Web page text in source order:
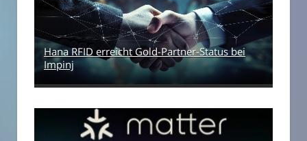
Hana RFID erreicht Gold-Partner-Status bei
Impinj